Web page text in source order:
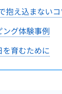
抱え込まない
グ体験事例
を育むために